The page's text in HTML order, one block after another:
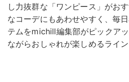
し力抜群な「ワンピース」がお
なコーデにもあわせやすく、毎
テムをmichill編集部がピックア
ながらおしゃれが楽しめるライン